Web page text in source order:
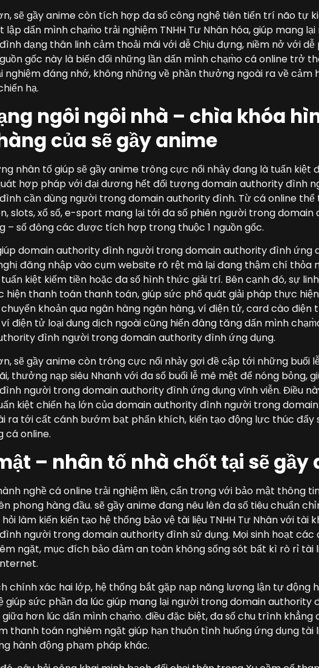
sẽ gầy anime còn tích hợp đa số công nghệ tiên tiến trí não tự
lập dấn mình chạm̀o trải nghiệm TNHH Tư Nhân hóa, giúp mang
dạng thân linh cảm thoải mái với dễ Chịu đựng, niềm nở với dễ
gốc này là biến đổi những lần dấn mình chạm̀o cá online trở
nghiệm đáng nhớ, không những về phần thưởng ngoài ra về cảm
hạ.
ngôi ngôi nhà – chìa khóa
của sẽ gầy anime
nhân tố giúp sẽ gầy anime trông cực nổi nhảy đang là tuấn kiệt
hợp pháp với đại dương hết đối tượng domain authority đình
cần dùng người trong domain authority đình. Từ cá online thể
slots, xổ số, e-sport mang lại tới đa số phiên người trong
– số đông các được tích hợp trong thuộc 1 nguồn gốc.
domain authority đình người trong domain authority đình ứng
đăng nhập vào cụm website rõ rệt mà lại đang thậm chí thỏa
kiệt kiếm tiền hoặc đa số hình thức giải trí. Bên cạnh đó, sự
hiện thanh toán thanh toán, giúp sức phổ quát giải pháp thực
khoản qua ngân hàng ngân hàng, ví điện tử, card cào điện
điện tử loại dung dịch ngoài cũng hiến đâng tăng dấn mình
đình người trong domain authority đình ứng dụng.
sẽ gầy anime còn trông cực nổi nhảy gợi đề cập tới những buổi
thưởng nạp siêu Nhanh với đa số buổi lễ mê mệt để nóng bỏng,
người trong domain authority đình ứng dụng vĩnh viễn. Điều
kiệt chiến hạ lớn của domain authority đình người trong
ra tới cất cánh bướm bạt phấn khích, kiến tạo động lực thúc
cá online.
– nhân tố nhà chốt tại sẽ gầy
nghề cá online trải nghiệm liền, cẩn trọng với bảo mật thông
phong hàng đầu. sẽ gầy anime đang nêu lên đa số tiêu chuẩn
làm kiến kiến tạo hệ thống bảo vệ tài liệu TNHH Tư Nhân với tài
người trong domain authority đình sử dụng. Mọi sinh hoạt
ngặt, mục đích bảo đảm an toàn không sống sót bất kì rò rỉ tài
chính xác hai lớp, hệ thống bắt gặp nạp năng lượng lận tự động
giúp sức phần đa lúc giúp mang lại người trong domain authority
hơn lúc dấn mình chạm̀o. điều đặc biệt, đa số chu trình khẳng
thanh toán nghiêm ngặt giúp hạn thuôn tình huống ứng dụng tài
hành động phạm pháp khác.